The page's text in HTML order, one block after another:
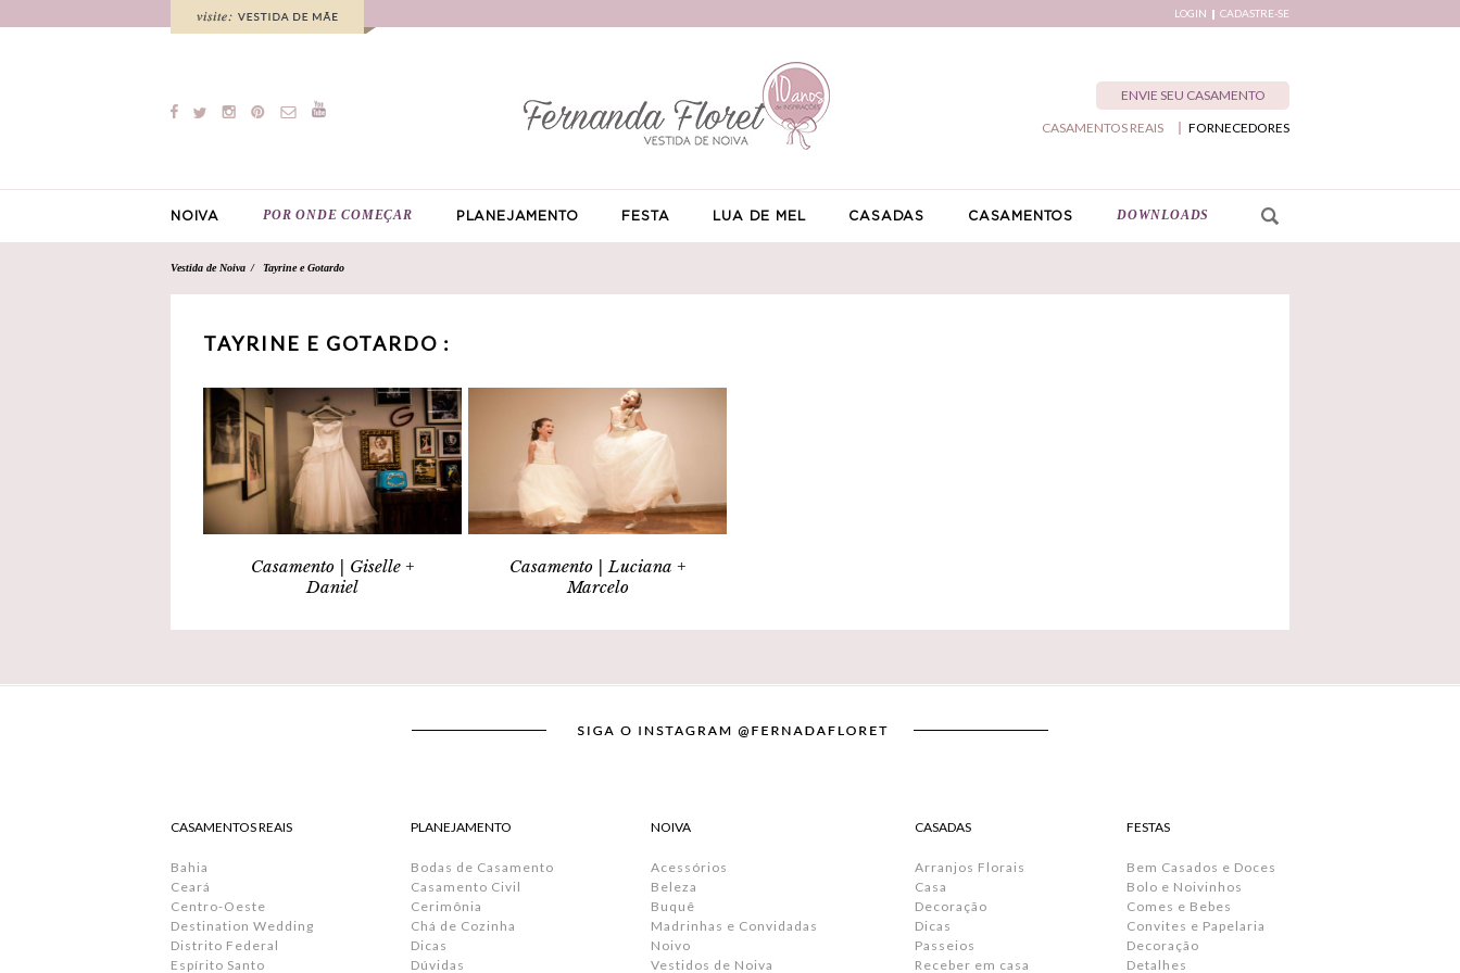
LOGIN CADASTRE-SE
ENVIE SEU CASAMENTO
FORNECEDORES
CASAMENTOS REAIS
NOIVA POR ONDE COMEÇAR PLANEJAMENTO FESTA LUA DE MEL CASADAS CASAMENTOS DOWNLOADS
Vestida de Noiva Tayrine e Gotardo
TAYRINE E GOTARDO :
Casamento | Giselle +
Daniel
Casamento | Luciana +
Marcelo
CASAMENTOS REAIS
Bahia
Ceará
Centro-Oeste
Destination Wedding
Distrito Federal
Espírito Santo
PLANEJAMENTO
Bodas de Casamento
Casamento Civil
Cerimônia
Chá de Cozinha
Dicas
Dúvidas
NOIVA
Acessórios
Beleza
Buquê
Madrinhas e Convidadas
Noivo
Vestidos de Noiva
CASADAS
Arranjos Florais
Casa
Decoração
Dicas
Passeios
Receber em casa
FESTAS
Bem Casados e Doces
Bolo e Noivinhos
Comes e Bebes
Convites e Papelaria
Decoração
Detalhes